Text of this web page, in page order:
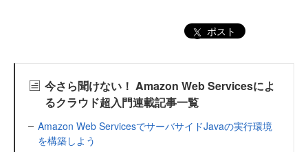
ポスト
今さら聞けない！ Amazon Web Servicesによ
るクラウド超入門連載記事一覧
Amazon Web ServicesでサーバサイドJavaの実行環境
を構築しよう